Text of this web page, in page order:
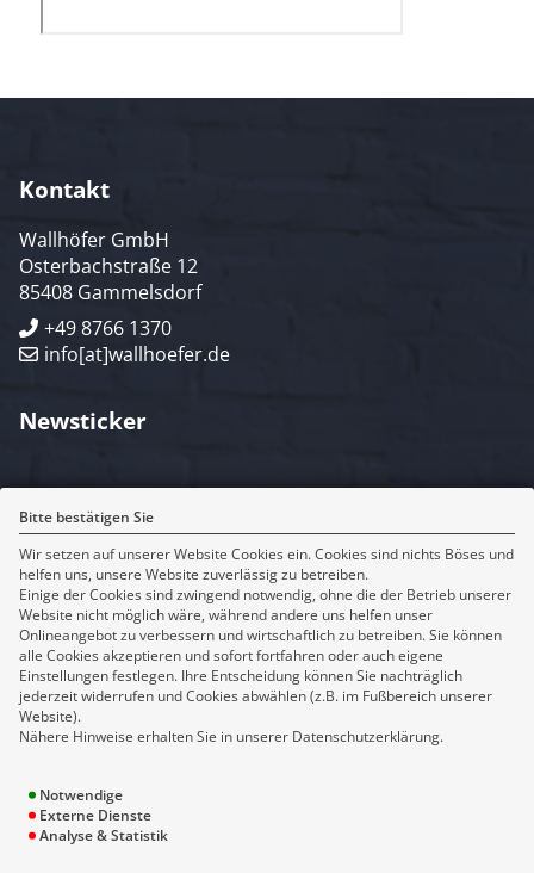
Bitte bestätigen Sie
Wir setzen auf unserer Website Cookies ein. Cookies sind nichts Böses und
helfen uns, unsere Website zuverlässig zu betreiben.
Einige der Cookies sind zwingend notwendig, ohne die der Betrieb unserer
Website nicht möglich wäre, während andere uns helfen unser
Onlineangebot zu verbessern und wirtschaftlich zu betreiben. Sie können
alle Cookies akzeptieren und sofort fortfahren oder auch eigene
Einstellungen festlegen. Ihre Entscheidung können Sie nachträglich
jederzeit widerrufen und Cookies abwählen (z.B. im Fußbereich unserer
Website).
Nähere Hinweise erhalten Sie in unserer Datenschutzerklärung.
Notwendige
Externe Dienste
Analyse & Statistik
Kontakt
Wallhöfer GmbH
Osterbachstraße 12
85408 Gammelsdorf
+49 8766 1370
info[at]wallhoefer.de
Newsticker
Rechtliches
Impressum
Erstinformation
Datenschutz
Bildnachweise
Cookie-Einstellungen
Sitemap
Makler
Versicherung
Themenseiten